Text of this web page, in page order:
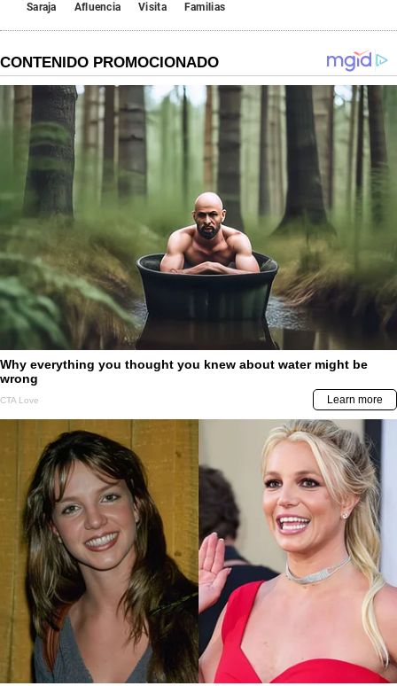
Saraja
Afluencia Visita Familias